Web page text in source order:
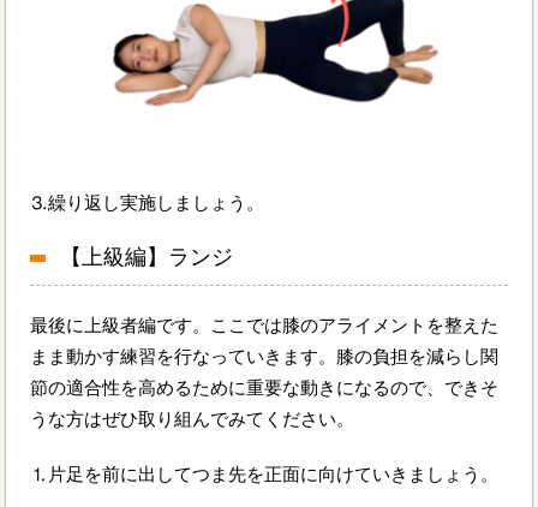
⒊繰り返し実施しましょう。
【上級編】ランジ
最後に上級者編です。ここでは膝のアライメントを整えた
まま動かす練習を行なっていきます。膝の負担を減らし関
節の適合性を高めるために重要な動きになるので、できそ
うな方はぜひ取り組んでみてください。
⒈片足を前に出してつま先を正面に向けていきましょう。